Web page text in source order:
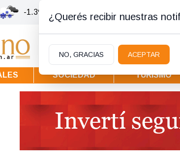
-1.3ºc | Villa la Angostura
SOCIEDAD TURISMO
¿Querés recibir nuestras
NO, GRACIAS ACEPTAR